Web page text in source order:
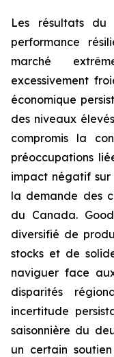
Les résultats du
performance
marché
excessivement
économique
des niveaux
compromis la
préoccupations
impact négatif
la demande des
du Canada.
diversifié de
stocks et de
naviguer face
disparités
incertitude
saisonnière du
un certain